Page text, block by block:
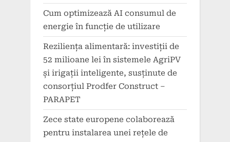
Cum optimizează AI consumul de
energie în funcție de utilizare
Reziliența alimentară: investiții de
52 milioane lei în sistemele AgriPV
și irigații inteligente, susținute de
consorțiul Prodfer Construct –
PARAPET
Zece state europene colaborează
pentru instalarea unei rețele de